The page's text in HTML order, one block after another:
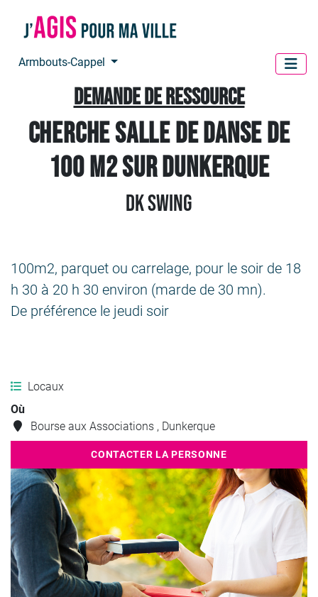
Armbouts-Cappel
Demande de ressource
Cherche salle de danse de
100 m2 sur Dunkerque
DK Swing
100m2, parquet ou carrelage, pour le soir de 18
h 30 à 20 h 30 environ (marde de 30 mn).
De préférence le jeudi soir
Locaux
Où
Bourse aux Associations , Dunkerque
CONTACTER LA PERSONNE